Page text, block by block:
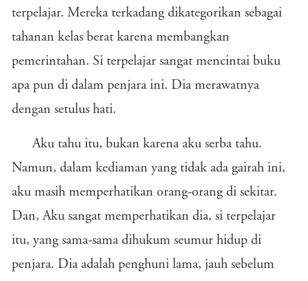
terpelajar. Mereka terkadang dikategorikan sebagai
tahanan kelas berat karena membangkan
pemerintahan. Si terpelajar sangat mencintai buku
apa pun di dalam penjara ini. Dia merawatnya
dengan setulus hati.
Aku tahu itu, bukan karena aku serba tahu.
Namun, dalam kediaman yang tidak ada gairah ini,
aku masih memperhatikan orang-orang di sekitar.
Dan, Aku sangat memperhatikan dia, si terpelajar
itu, yang sama-sama dihukum seumur hidup di
penjara. Dia adalah penghuni lama, jauh sebelum